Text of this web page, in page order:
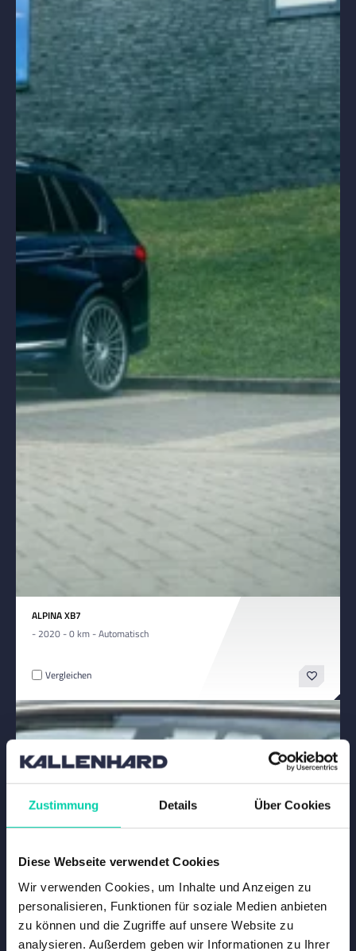
Zustimmung Details Über Cookies
Diese Webseite verwendet Cookies
Wir verwenden Cookies, um Inhalte und Anzeigen zu
personalisieren, Funktionen für soziale Medien anbieten
zu können und die Zugriffe auf unsere Website zu
analysieren. Außerdem geben wir Informationen zu Ihrer
ALPINA XB7
- 2020 - 0 km - Automatisch
Vergleichen